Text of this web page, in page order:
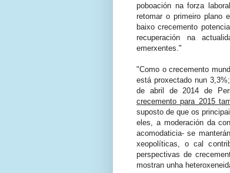
poboación na forza
retomar o primeiro plano
baixo crecemento
recuperación na
emerxentes."
"Como o crecemento
estáproxectado nun
de abril de 2014 de
crecemento para 2015
suposto de que os
eles, a moderación da
acomodaticia- se
xeopolíticas, o cal
perspectivas de
mostran unha